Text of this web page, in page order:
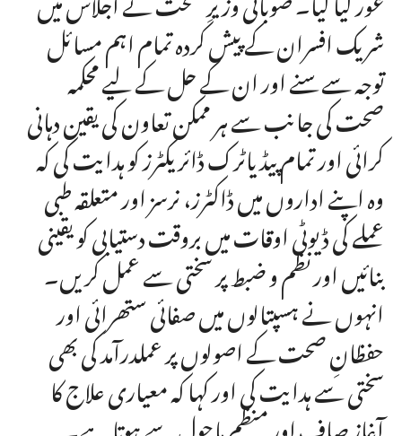
شریک افسران کے پیش کردہ تمام اہم مسائل
توجہ سے سنے اور ان کے حل کے لیے محکمہ
صحت کی جانب سے ہر ممکن تعاون کی یقین دہانی
کرائی اور تمام پیڈیاٹرک ڈائریکٹرز کو ہدایت کی کہ
وہ اپنے اداروں میں ڈاکٹرز، نرسز اور متعلقہ طبی
عملے کی ڈیوٹی اوقات میں بروقت دستیابی کو یقینی
بنائیں اور نظم و ضبط پر سختی سے عمل کریں۔
انہوں نے ہسپتالوں میں صفائی ستھرائی اور
حفظانِ صحت کے اصولوں پر عملدرآمد کی بھی
سختی سے ہدایت کی اور کہا کہ معیاری علاج کا